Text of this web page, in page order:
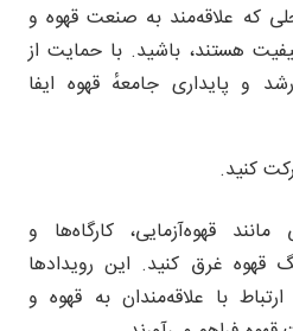
که علاقه‌مند به صنعت قهوه و
هستند، باشید. با حمایت از
و پایداری جامعهٔ قهوه ایفا
کنید.
قهوه‌آزمایی، کارگاه‌ها و
قهوه غرق کنید. این رویدادها
با علاقه‌مندان به قهوه و